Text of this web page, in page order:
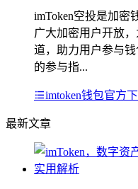
imToken空投是加密
广大加密用户开放
道，助力用户参与
的参与指...
imtoken钱包官方
最新文章